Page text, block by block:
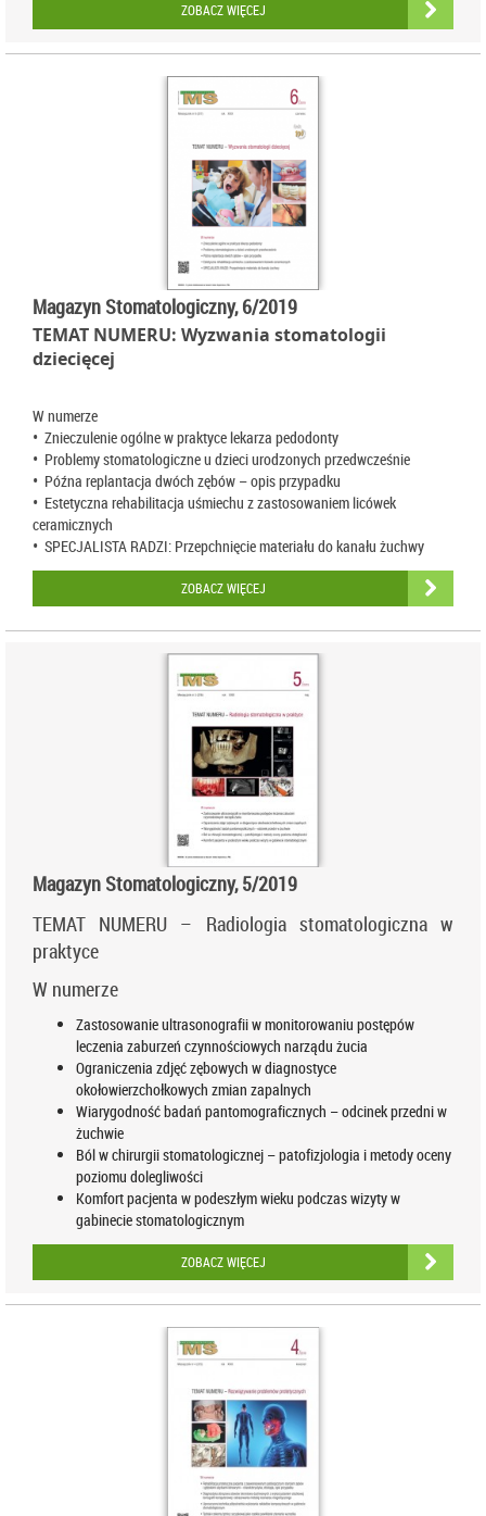
ZOBACZ WIĘCEJ
Magazyn Stomatologiczny, 6/2019
TEMAT NUMERU: Wyzwania stomatologii
dziecięcej
W numerze
• Znieczulenie ogólne w praktyce lekarza pedodonty
• Problemy stomatologiczne u dzieci urodzonych przedwcześnie
• Późna replantacja dwóch zębów – opis przypadku
• Estetyczna rehabilitacja uśmiechu z zastosowaniem licówek
ceramicznych
• SPECJALISTA RADZI: Przepchnięcie materiału do kanału żuchwy
ZOBACZ WIĘCEJ
Magazyn Stomatologiczny, 5/2019
TEMAT NUMERU – Radiologia stomatologiczna w
praktyce
W numerze
Zastosowanie ultrasonografii w monitorowaniu postępów
leczenia zaburzeń czynnościowych narządu żucia
Ograniczenia zdjęć zębowych w diagnostyce
okołowierzchołkowych zmian zapalnych
Wiarygodność badań pantomograficznych – odcinek przedni w
żuchwie
Ból w chirurgii stomatologicznej – patofizjologia i metody oceny
poziomu dolegliwości
Komfort pacjenta w podeszłym wieku podczas wizyty w
gabinecie stomatologicznym
ZOBACZ WIĘCEJ